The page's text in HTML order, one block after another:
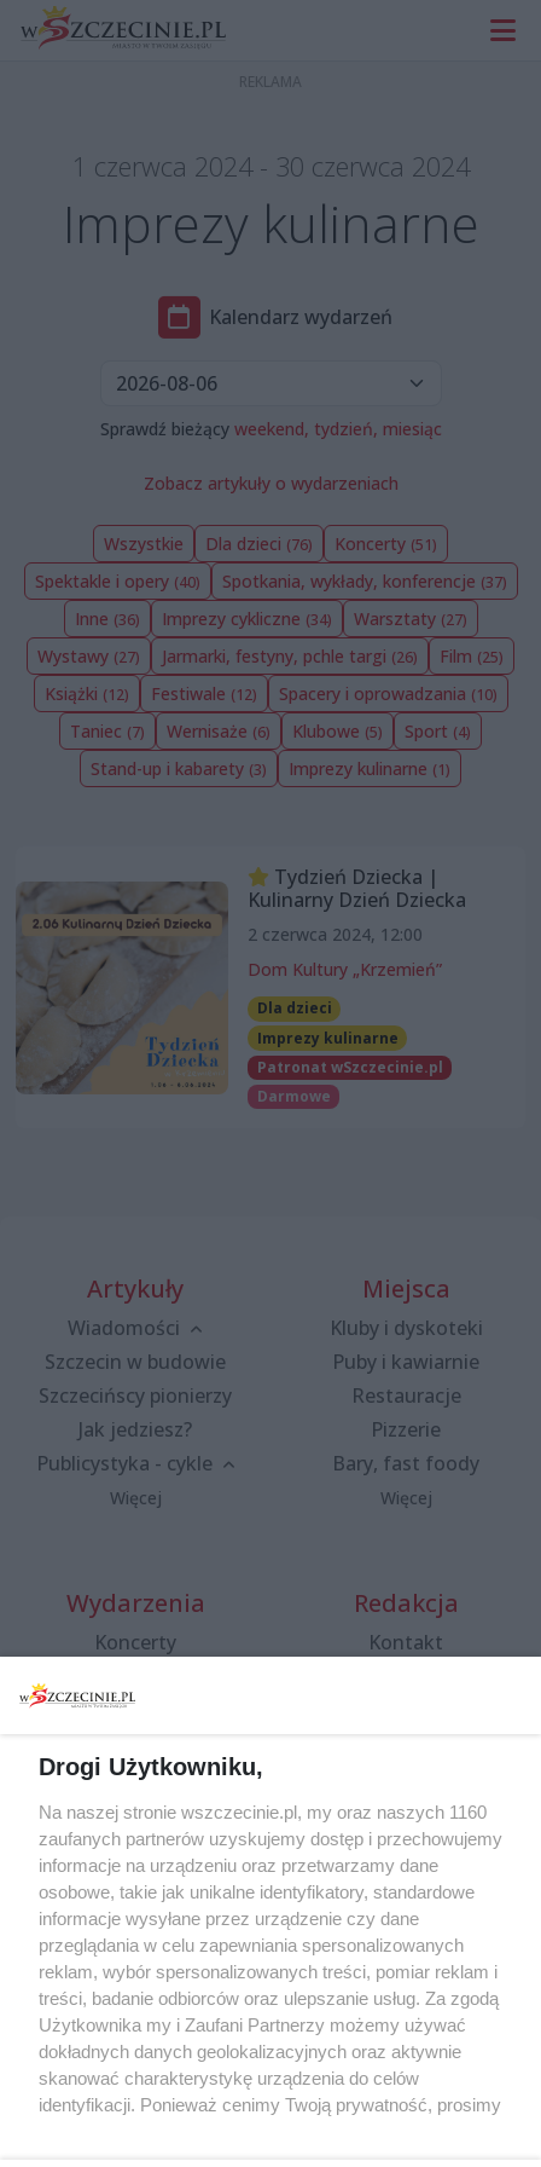
1 czerwca 2024 - 30 czerwca 2024
Imprezy kulinarne
Kalendarz wydarzeń
Sprawdź bieżący weekend, tydzień, miesiąc
Zobacz artykuły o wydarzeniach
Wszystkie Dla dzieci (76) Koncerty (51)
Spektakle i opery (40) Spotkania, wykłady, konferencje (37)
Inne (36) Imprezy cykliczne (34) Warsztaty (27)
Wystawy (27) Jarmarki, festyny, pchle targi (26) Film (25)
Książki (12) Festiwale (12) Spacery i oprowadzania (10)
Taniec (7) Wernisaże (6) Klubowe (5) Sport (4)
Stand-up i kabarety (3) Imprezy kulinarne (1)
Tydzień Dziecka |
Kulinarny Dzień Dziecka
2 czerwca 2024, 12:00
Dom Kultury „Krzemień”
Dla dzieci
Imprezy kulinarne
Patronat wSzczecinie.pl
Darmowe
Artykuły
Wiadomości
Szczecin w budowie
Szczecińscy pionierzy
Jak jedziesz?
Publicystyka - cykle
Więcej
Miejsca
Kluby i dyskoteki
Puby i kawiarnie
Restauracje
Pizzerie
Bary, fast foody
Więcej
Wydarzenia
Koncerty
Spacery i oprowadzania
targi
Wernisaże
Więcej
Redakcja
Kontakt
Specjalny koncert z okazji
20. urodzin portalu
wSzczecinie.pl
Regulamin konkursów
śniadaniówka "Hej
Szczecin! Jest piątek!"
Partnerzy
Praca Szczecin
Drogi Użytkowniku,
Na naszej stronie wszczecinie.pl, my oraz naszych 1160
zaufanych partnerów uzyskujemy dostęp i przechowujemy
informacje na urządzeniu oraz przetwarzamy dane
osobowe, takie jak unikalne identyfikatory, standardowe
informacje wysyłane przez urządzenie czy dane
przeglądania w celu zapewniania spersonalizowanych
reklam, wybór spersonalizowanych treści, pomiar reklam i
treści, badanie odbiorców oraz ulepszanie usług. Za zgodą
Użytkownika my i Zaufani Partnerzy możemy używać
dokładnych danych geolokalizacyjnych oraz aktywnie
skanować charakterystykę urządzenia do celów
identyfikacji. Ponieważ cenimy Twoją prywatność, prosimy